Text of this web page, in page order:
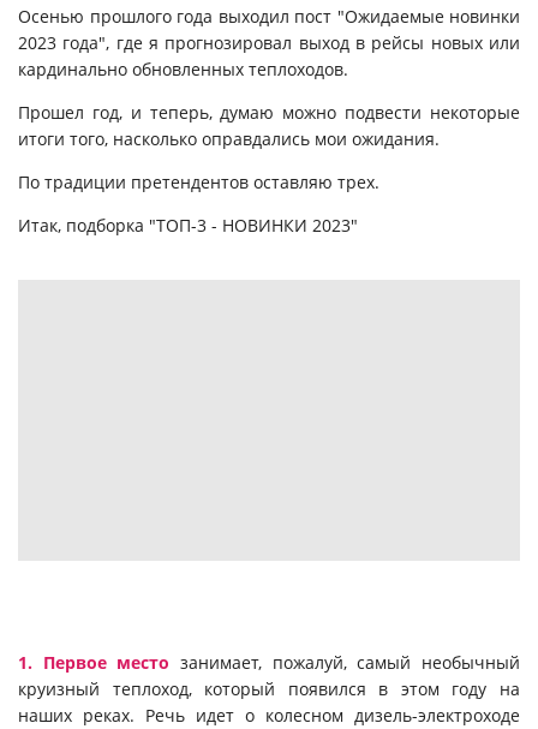
Осенью прошлого года выходил пост "Ожидаемые новинки
2023 года", где я прогнозировал выход в рейсы новых или
кардинально обновленных теплоходов.
Прошел год, и теперь, думаю можно подвести некоторые
итоги того, насколько оправдались мои ожидания.
По традиции претендентов оставляю трех.
Итак, подборка "ТОП-3 - НОВИНКИ 2023"
1. Первое место занимает, пожалуй, самый необычный
круизный теплоход, который появился в этом году на
наших реках. Речь идет о колесном дизель-электроходе